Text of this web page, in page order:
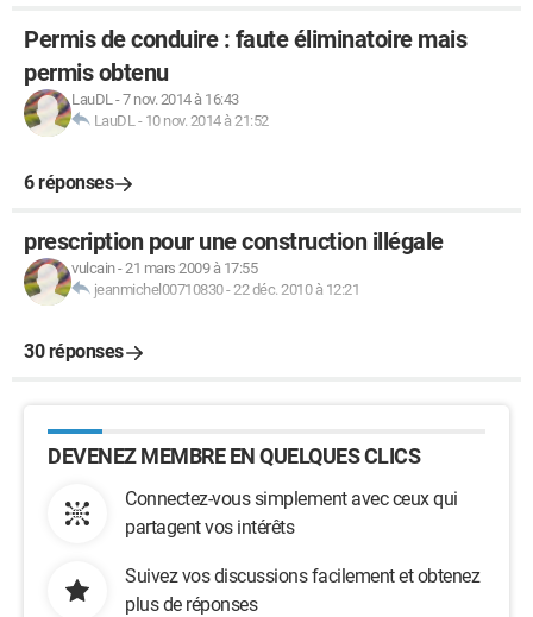
Permis de conduire : faute éliminatoire mais
permis obtenu
LauDL-7 nov. 2014 à 16:43
LauDL- 10 nov. 2014 à 21:52
6 réponses
prescription pour une construction illégale
vulcain-21 mars 2009 à 17:55
jeanmichel00710830-22 déc. 2010 à 12:21
30 réponses
DEVENEZ MEMBRE EN QUELQUES CLICS
Connectez-vous simplement avec ceux qui
partagent vos intérêts
Suivez vos discussions facilement et obtenez
plus de réponses